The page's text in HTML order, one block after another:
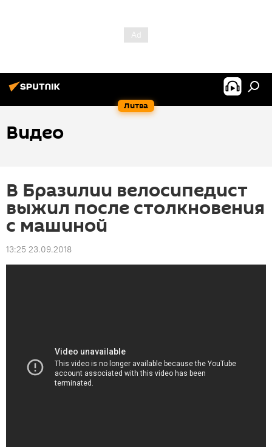
Литва
Видео
В Бразилии велосипедист
выжил после столкновения
с машиной
13:25 23.09.2018